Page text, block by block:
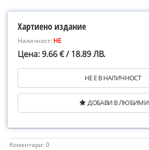
Хартиено издание
Наличност: НЕ
Цена: 9.66 € / 18.89 ЛВ.
НЕ Е В НАЛИЧНОСТ
ДОБАВИ В ЛЮБИМИ
Коментари: 0